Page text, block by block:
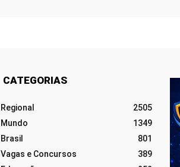
CATEGORIAS
Regional
2505
Mundo
1349
Brasil
801
Vagas e Concursos
389